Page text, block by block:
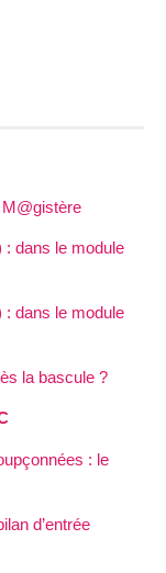
: dans le module
: dans le module
la bascule ?
: le
d’entrée